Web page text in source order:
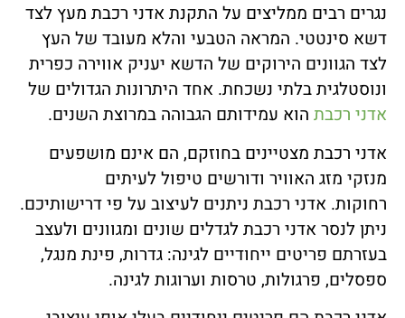
נגרים רבים ממליצים על התקנת אדני רכבת מעץ לצד
דשא סינטטי. המראה הטבעי והלא מעובד של העץ
לצד הגוונים הירוקים של הדשא יעניק אווירה כפרית
ונוסטלגית בלתי נשכחת. אחד היתרונות הגדולים של
אדני רכבת הוא עמידותם הגבוהה במרוצת השנים.
אדני רכבת מצטיינים בחוזקם, הם אינם מושפעים
מנזקי מזג האוויר ודורשים טיפול לעיתים
רחוקות. אדני רכבת ניתנים לעיצוב על פי דרישותיכם.
ניתן לנסר אדני רכבת לגדלים שונים ומגוונים ולעצב
בעזרתם פריטים ייחודיים לגינה: גדרות, פינת מנגל,
ספסלים, פרגולות, טרסות וערוגות לגינה.